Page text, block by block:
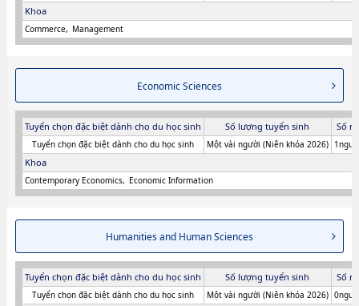
Khoa
Commerce Management
Economic Sciences
Tuyển chọn đặc biệt dành cho du học sinh Số lượng tuyển sinh Số
Tuyển chọn đặc biệt dành cho du học sinh Một vài người (Niên khóa 2026)
Khoa
Contemporary Economics Economic Information
Humanities and Human Sciences
Tuyển chọn đặc biệt dành cho du học sinh Số lượng tuyển sinh Số
Tuyển chọn đặc biệt dành cho du học sinh Một vài người (Niên khóa 2026)